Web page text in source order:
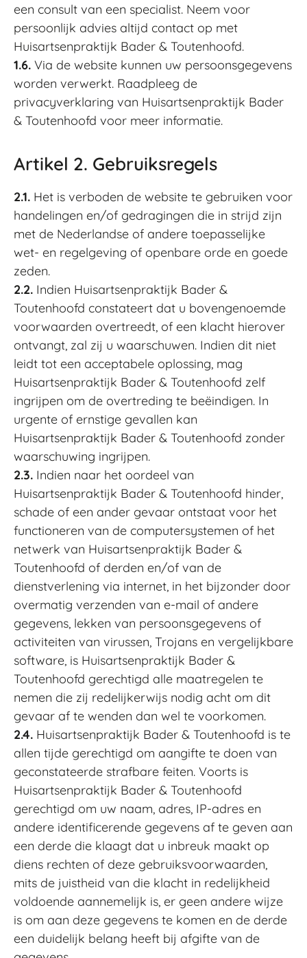
een consult van een specialist. Neem voor
persoonlijk advies altijd contact op met
Huisartsenpraktijk Bader & Toutenhoofd.
1.6. Via de website kunnen uw persoonsgegevens
worden verwerkt. Raadpleeg de
privacyverklaring van Huisartsenpraktijk Bader
& Toutenhoofd voor meer informatie.
Artikel 2. Gebruiksregels
2.1. Het is verboden de website te gebruiken voor
handelingen en/of gedragingen die in strijd zijn
met de Nederlandse of andere toepasselijke
wet- en regelgeving of openbare orde en goede
zeden.
2.2. Indien Huisartsenpraktijk Bader &
Toutenhoofd constateert dat u bovengenoemde
voorwaarden overtreedt, of een klacht hierover
ontvangt, zal zij u waarschuwen. Indien dit niet
leidt tot een acceptabele oplossing, mag
Huisartsenpraktijk Bader & Toutenhoofd zelf
ingrijpen om de overtreding te beëindigen. In
urgente of ernstige gevallen kan
Huisartsenpraktijk Bader & Toutenhoofd zonder
waarschuwing ingrijpen.
2.3. Indien naar het oordeel van
Huisartsenpraktijk Bader & Toutenhoofd hinder,
schade of een ander gevaar ontstaat voor het
functioneren van de computersystemen of het
netwerk van Huisartsenpraktijk Bader &
Toutenhoofd of derden en/of van de
dienstverlening via internet, in het bijzonder door
overmatig verzenden van e-mail of andere
gegevens, lekken van persoonsgegevens of
activiteiten van virussen, Trojans en vergelijkbare
software, is Huisartsenpraktijk Bader &
Toutenhoofd gerechtigd alle maatregelen te
nemen die zij redelijkerwijs nodig acht om dit
gevaar af te wenden dan wel te voorkomen.
2.4. Huisartsenpraktijk Bader & Toutenhoofd is te
allen tijde gerechtigd om aangifte te doen van
geconstateerde strafbare feiten. Voorts is
Huisartsenpraktijk Bader & Toutenhoofd
gerechtigd om uw naam, adres, IP-adres en
andere identificerende gegevens af te geven aan
een derde die klaagt dat u inbreuk maakt op
diens rechten of deze gebruiksvoorwaarden,
mits de juistheid van die klacht in redelijkheid
voldoende aannemelijk is, er geen andere wijze
is om aan deze gegevens te komen en de derde
een duidelijk belang heeft bij afgifte van de